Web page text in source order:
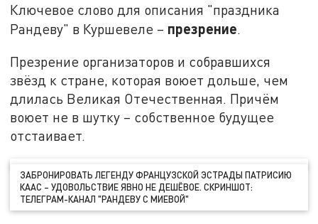
Ключевое слово для описания "праздника
Рандеву" в Куршевеле – презрение.
Презрение организаторов и собравшихся
звёзд к стране, которая воюет дольше, чем
длилась Великая Отечественная. Причём
воюет не в шутку – собственное будущее
отстаивает.
ЗАБРОНИРОВАТЬ ЛЕГЕНДУ ФРАНЦУЗСКОЙ ЭСТРАДЫ ПАТРИСИЮ
КААС – УДОВОЛЬСТВИЕ ЯВНО НЕ ДЕШЁВОЕ. СКРИНШОТ:
ТЕЛЕГРАМ-КАНАЛ "РАНДЕВУ С МИЕВОЙ"